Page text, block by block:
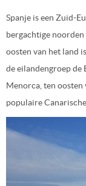
Spanje is een Zuid-
bergachtige
oosten van het land
de eilandengroep de
Menorca, ten oosten
populaire